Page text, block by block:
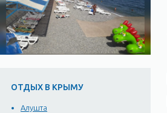
ОТДЫХ В КРЫМУ
Алушта